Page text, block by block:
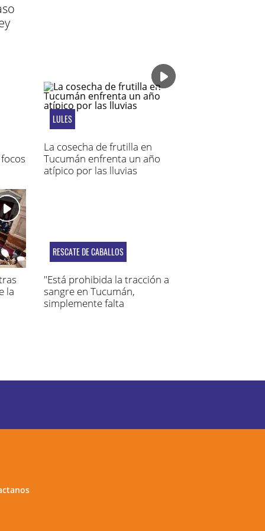
LULES
La cosecha de frutilla en
Tucumán enfrenta un año
atípico por las lluvias
la
RESCATE DE CABALLOS
"Está prohibida la tracción a
sangre en Tucumán,
simplemente falta